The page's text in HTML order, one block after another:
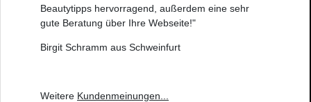
Beautytipps hervorragend, außerdem eine sehr
gute Beratung über Ihre Webseite!"
Birgit Schramm aus Schweinfurt
Weitere Kundenmeinungen